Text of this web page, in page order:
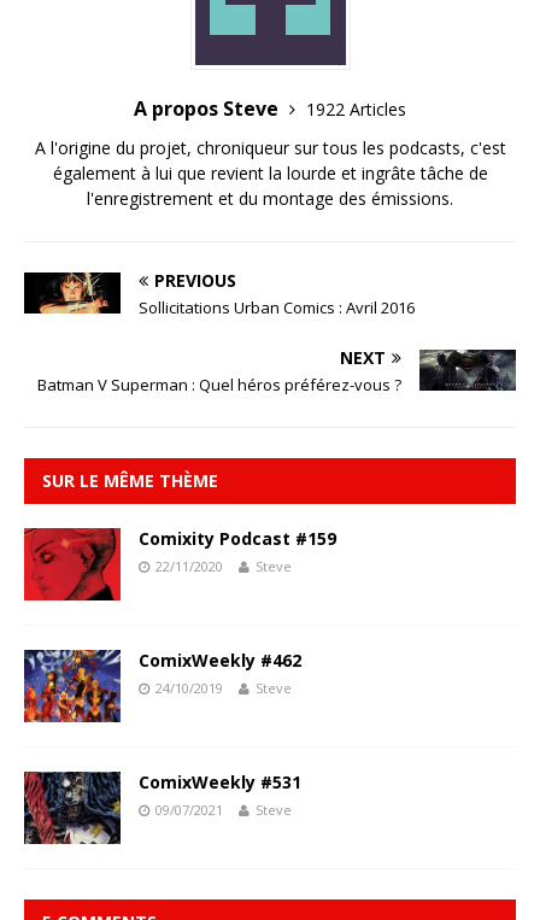
A propos Steve
1922 Articles
A l'origine du projet, chroniqueur sur tous les podcasts, c'est
également à lui que revient la lourde et ingrâte tâche de
l'enregistrement et du montage des émissions.
PREVIOUS
Sollicitations Urban Comics : Avril 2016
NEXT
Batman V Superman : Quel héros préférez-vous ?
SUR LE MÊME THÈME
Comixity Podcast #159
22/11/2020 Steve
ComixWeekly #462
24/10/2019 Steve
ComixWeekly #531
09/07/2021 Steve